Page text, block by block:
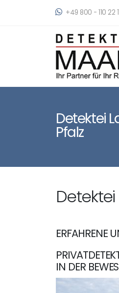
+49 800 - 110 22
Detektei
Pfalz
ERFAHRENE
IN DER